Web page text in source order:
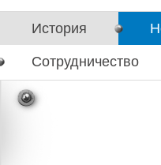
История
Сотрудничество